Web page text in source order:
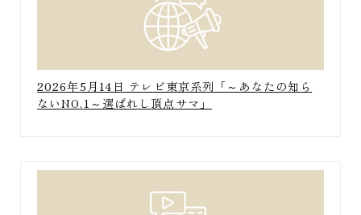
2026年5月14日 テレビ東京系列「～あなたの知ら
ないNO.1～選ばれし頂点サマ」